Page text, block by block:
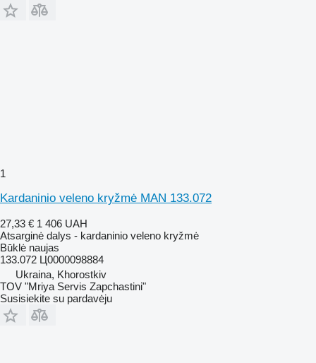
1
Kardaninio veleno kryžmė MAN 133.072
27,33 € 1 406 UAH
Atsarginė dalys - kardaninio veleno kryžmė
Būklė naujas
133.072 Ц0000098884
Ukraina, Khorostkiv
TOV "Mriya Servis Zapchastini"
Susisiekite su pardavėju